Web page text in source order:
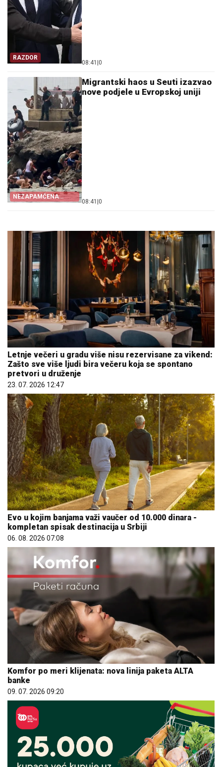
RAZDOR
08:41 0
NEZAPAMĆENA
KRIZA
Migrantski haos u Seuti izazvao
nove podjele u Evropskoj uniji
08:41 0
Letnje večeri u gradu više nisu rezervisane za vikend:
Zašto sve više ljudi bira večeru koja se spontano
pretvori u druženje
23. 07. 2026 12:47
Evo u kojim banjama važi vaučer od 10.000 dinara -
kompletan spisak destinacija u Srbiji
06. 08. 2026 07:08
Komfor po meri klijenata: nova linija paketa ALTA
banke
09. 07. 2026 09:20